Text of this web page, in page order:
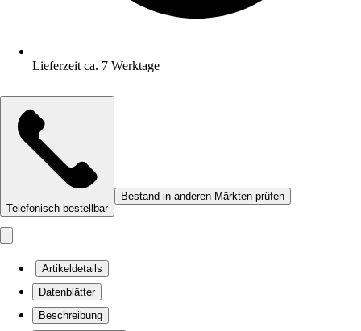
Lieferzeit ca. 7 Werktage
Telefonisch bestellbar
Bestand in anderen Märkten prüfen
Artikeldetails
Datenblätter
Beschreibung